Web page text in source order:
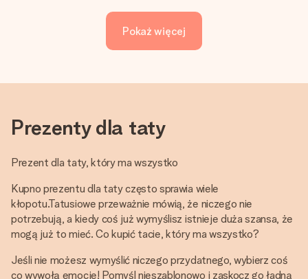
Pokaż więcej
Prezenty dla taty
Prezent dla taty, który ma wszystko
Kupno prezentu dla taty często sprawia wiele
kłopotu.Tatusiowe przeważnie mówią, że niczego nie
potrzebują, a kiedy coś już wymyślisz istnieje duża szansa, że
mogą już to mieć. Co kupić tacie, który ma wszystko?
Jeśli nie możesz wymyślić niczego przydatnego, wybierz coś
co wywołą emocje! Pomyśl nieszablonowo i zaskocz go ładną